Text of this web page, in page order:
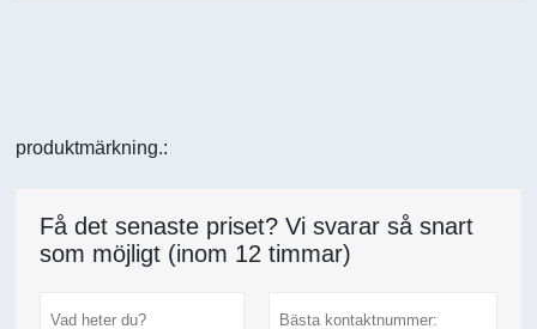
produktmärkning.:
Få det senaste priset? Vi svarar så snart
som möjligt (inom 12 timmar)